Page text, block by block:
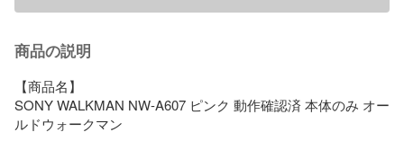
商品の説明
【商品名】
SONY WALKMAN NW-A607 ピンク 動作確認済 本体のみ オー
ルドウォークマン